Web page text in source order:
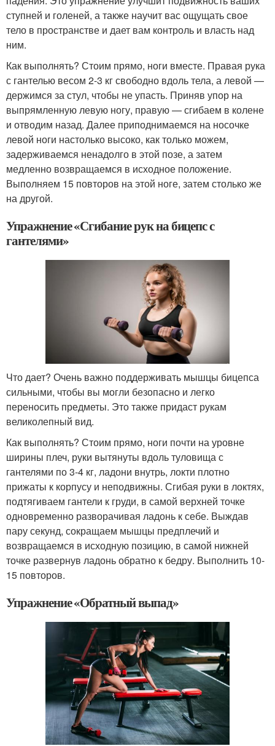
ступней и голеней, а также научит вас ощущать свое
тело в пространстве и дает вам контроль и власть над
ним.
Как выполнять? Стоим прямо, ноги вместе. Правая рука
с гантелью весом 2-3 кг свободно вдоль тела, а левой —
держимся за стул, чтобы не упасть. Приняв упор на
выпрямленную левую ногу, правую — сгибаем в колене
и отводим назад. Далее приподнимаемся на носочке
левой ноги настолько высоко, как только можем,
задерживаемся ненадолго в этой позе, а затем
медленно возвращаемся в исходное положение.
Выполняем 15 повторов на этой ноге, затем столько же
на другой.
Упражнение «Сгибание рук на бицепс с
гантелями»
Что дает? Очень важно поддерживать мышцы бицепса
сильными, чтобы вы могли безопасно и легко
переносить предметы. Это также придаст рукам
великолепный вид.
Как выполнять? Стоим прямо, ноги почти на уровне
ширины плеч, руки вытянуты вдоль туловища с
гантелями по 3-4 кг, ладони внутрь, локти плотно
прижаты к корпусу и неподвижны. Сгибая руки в локтях,
подтягиваем гантели к груди, в самой верхней точке
одновременно разворачивая ладонь к себе. Выждав
пару секунд, сокращаем мышцы предплечий и
возвращаемся в исходную позицию, в самой нижней
точке развернув ладонь обратно к бедру. Выполнить 10-
15 повторов.
Упражнение «Обратный выпад»